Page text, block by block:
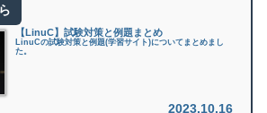
【LinuC】試験対策と例題まとめ
LinuCの試験対策と例題(学習サイト)についてまとめまし
た。
2023.10.16